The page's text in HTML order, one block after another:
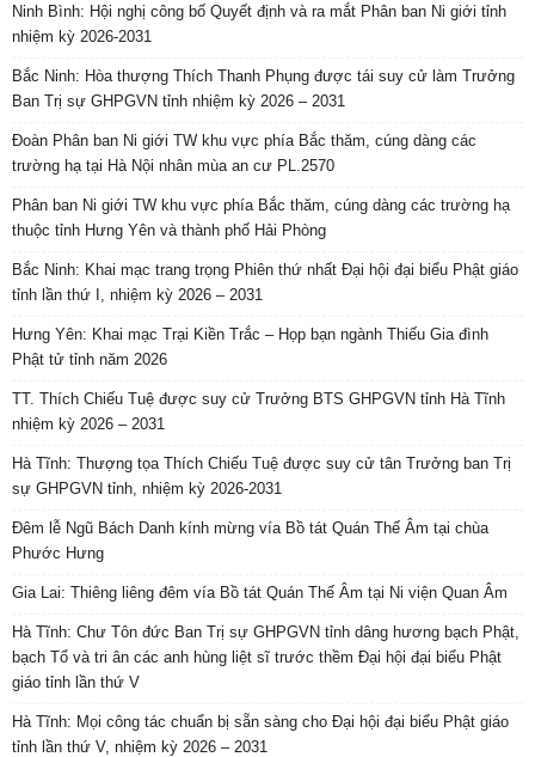
Ninh Bình: Hội nghị công bố Quyết định và ra mắt Phân ban Ni giới tỉnh
nhiệm kỳ 2026-2031
Bắc Ninh: Hòa thượng Thích Thanh Phụng được tái suy cử làm Trưởng
Ban Trị sự GHPGVN tỉnh nhiệm kỳ 2026 – 2031
Đoàn Phân ban Ni giới TW khu vực phía Bắc thăm, cúng dàng các
trường hạ tại Hà Nội nhân mùa an cư PL.2570
Phân ban Ni giới TW khu vực phía Bắc thăm, cúng dàng các trường hạ
thuộc tỉnh Hưng Yên và thành phố Hải Phòng
Bắc Ninh: Khai mạc trang trọng Phiên thứ nhất Đại hội đại biểu Phật giáo
tỉnh lần thứ I, nhiệm kỳ 2026 – 2031
Hưng Yên: Khai mạc Trại Kiền Trắc – Họp bạn ngành Thiếu Gia đình
Phật tử tỉnh năm 2026
TT. Thích Chiếu Tuệ được suy cử Trưởng BTS GHPGVN tỉnh Hà Tĩnh
nhiệm kỳ 2026 – 2031
Hà Tĩnh: Thượng tọa Thích Chiếu Tuệ được suy cử tân Trưởng ban Trị
sự GHPGVN tỉnh, nhiệm kỳ 2026-2031
Đêm lễ Ngũ Bách Danh kính mừng vía Bồ tát Quán Thế Âm tại chùa
Phước Hưng
Gia Lai: Thiêng liêng đêm vía Bồ tát Quán Thế Âm tại Ni viện Quan Âm
Hà Tĩnh: Chư Tôn đức Ban Trị sự GHPGVN tỉnh dâng hương bạch Phật,
bạch Tổ và tri ân các anh hùng liệt sĩ trước thềm Đại hội đại biểu Phật
giáo tỉnh lần thứ V
Hà Tĩnh: Mọi công tác chuẩn bị sẵn sàng cho Đại hội đại biểu Phật giáo
tỉnh lần thứ V, nhiệm kỳ 2026 – 2031